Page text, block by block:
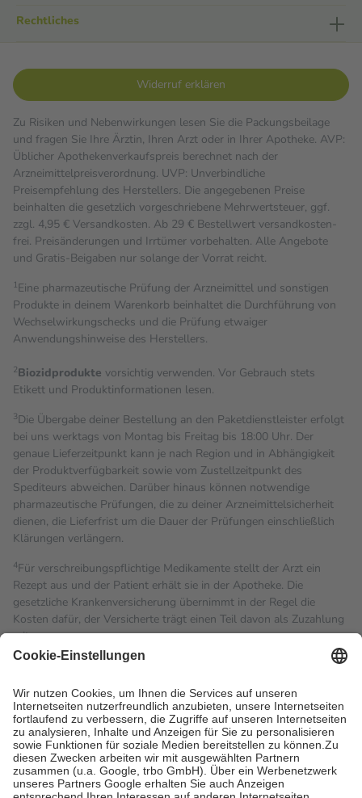
Rechtliches
Widerruf erklären
Zu Risiken und Nebenwirkungen lesen Sie die Packungsbeilage
und fragen Sie Ihre Ärztin, Ihren Arzt oder in Ihrer Apotheke. AVP:
Üblicher Apothekenverkaufspreis berechnet nach der
Arzneimittelpreisverordnung. UVP: Unverbindliche
Preisempfehlung des Herstellers. Die angegebenen Preise
beinhalten die gesetzlich vorgeschriebene Mehrwertsteuer, ggf.
zzgl. 4,95 € Versandkosten. Ab 29 € Bestell­wert versand­kosten­
frei. Preisänderungen und Irrtümer vorbehalten. Alle Angebote
und Gratis-Beigaben nur solange der Vorrat reicht.
1Eine pharmazeutische Prüfung der Arzneimittel und sonstigen
Produkte in deinem Warenkorb beinhaltet die Durchführung von
Wechselwirkungschecks und die Prüfung etwaiger
Anwendungshinweise des Herstellers.
2Biozidprodukte vorsichtig verwenden. Vor Gebrauch stets
Etikett und Produktinformationen lesen.
3Die Übergabe deiner Bestellung an den Paketdienstleister erfolgt
bei uns werktags von Montag bis Freitag bis 18:00 Uhr. Der
genaue Lieferzeitpunkt kann je nach Region und in Abhängigkeit
der Produktverfügbarkeit sowie vom Zustellzeitpunkt des
Spediteurs abweichen. Darüber hinaus können notwendige
pharmazeutische Prüfungen, die zu deiner Arzneimittelsicherheit
dienen, die Lieferfrist um die Dauer der Prüfungen einschließlich
Klärungen verlängern.
4Für verschreibungspflichtige Medikamente stellt der Arzt ein
Rezept aus und der Patient erhält sie in der Apotheke. Die
gesetzliche Krankenversicherung übernimmt in der Regel die
Kosten dafür, der Versicherte trägt einen Teil davon als Zuzahlung
mit.
Grundsätzlich leisten Mitglieder Zuzahlungen in Höhe von zehn
höchstens zehn Euro.
Es sind jedoch nie mehr als die
tatsächlichen Kosten der Leistung zu entrichten.
Diese Regeln gelten grundsätzlich auch für Online-Apotheken.
Bei Heilmitteln und häuslicher Krankenpflege beträgt die
Zuzahlung zehn Prozent der Kosten sowie zehn Euro je
Verordnung.
Um das Engagement der Versicherten für ihre eigene Gesundheit